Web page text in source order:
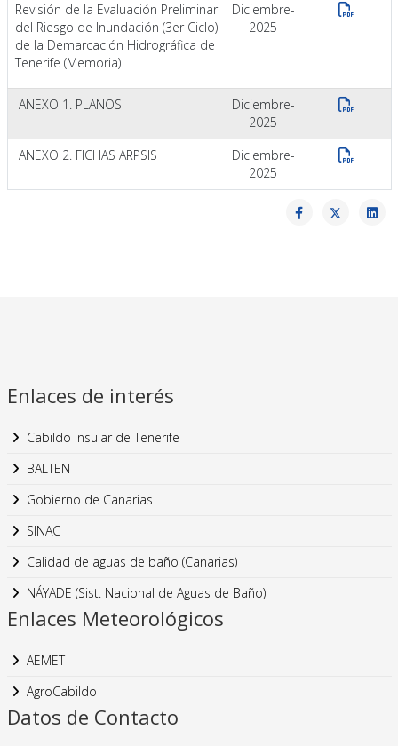
Revisión de la Evaluación Preliminar
del Riesgo de Inundación (3er Ciclo)
de la Demarcación Hidrográfica de
Tenerife (Memoria)
Diciembre-
2025
ANEXO 1. PLANOS
Diciembre-
2025
ANEXO 2. FICHAS ARPSIS
Diciembre-
2025
Enlaces de interés
Cabildo Insular de Tenerife
BALTEN
Gobierno de Canarias
SINAC
Calidad de aguas de baño (Canarias)
NÁYADE (Sist. Nacional de Aguas de Baño)
Enlaces Meteorológicos
AEMET
AgroCabildo
Datos de Contacto